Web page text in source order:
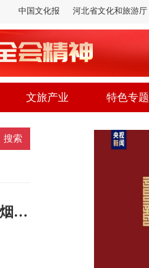
中国文化报 河北省文化和旅游厅
文旅产业 特色专题
搜索
“文化就是日常”——解码澳门中西文化交融共生及浓郁的市民烟火气